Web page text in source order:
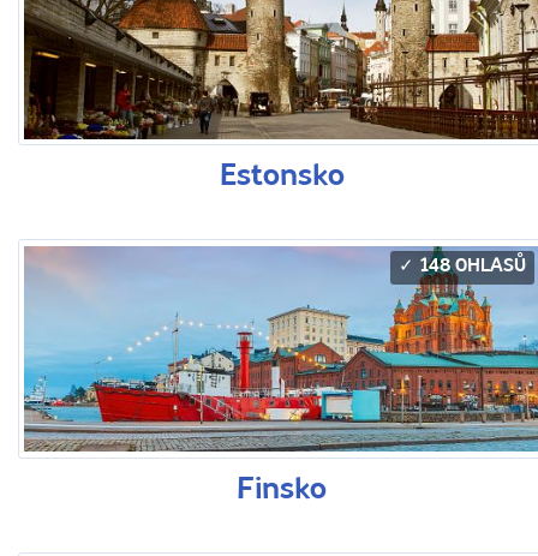
Estonsko
148 OHLASŮ
Finsko